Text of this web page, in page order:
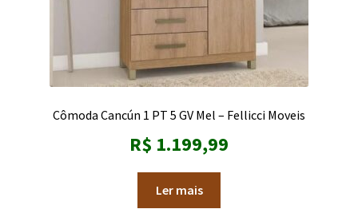
Cômoda Cancún 1 PT 5 GV Mel – Fellicci Moveis
R$ 1.199,99
Ler mais